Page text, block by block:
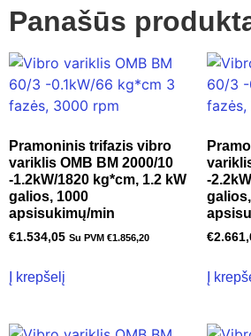
Panašūs
Pramoninis trifazis vibro
variklis OMB BM 2000/10
-1.2kW/1820 kg*cm, 1.2 kW
galios, 1000
apsisukimų/min
€1.534,05 Su PVM €1.856,20
Į krepšelį
-
€
Į